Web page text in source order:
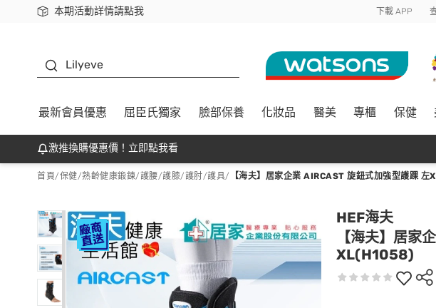
本期活動詳情請點我
下載app最高回饋$350 下載 APP
Lilyeve
最新會員優惠 屈臣氏獨家 臉部保養 化妝品 醫美 專櫃 保健
激推換購優惠價！立即點我看
首頁/保健/熟齡健康鍛鍊/護腰/護膝/護肘/護具/ 【海夫】居家企業 AIRCAST 旋鈕式加強型護踝
HEF海夫
【海夫】居家
XL(H1058)